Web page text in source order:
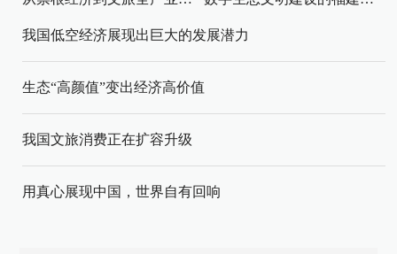
我国低空经济展现出巨大的发展潜力
生态“高颜值”变出经济高价值
我国文旅消费正在扩容升级
用真心展现中国，世界自有回响